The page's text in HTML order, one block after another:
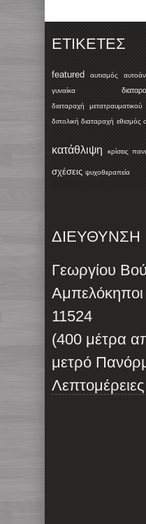
ΕΤΙΚΈΤΕΣ
featured αυτισμός
γυναίκα
διαταραχή μετατραυματικού
διπολική διαταραχή εθισμός
κατάθλιψη κρίσεις
σχέσεις ψυχοθεραπεία
ΔΙΕΥΘΥΝΣΗ
Γεωργίου
11524
(400 μέτρα
μετρό